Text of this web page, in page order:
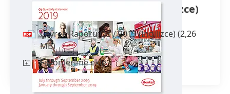
Çeyrek Raporu Q3 / 2019 (İngilizce)
Çeyrek Raporu Q3 / 2019(İngilizce)(2,26
MB)
Favorilerime ekle